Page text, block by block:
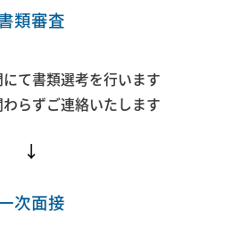
類審査
て書類選考を行います
らずご連絡いたします
↓
次面接